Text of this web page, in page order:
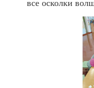
все осколки